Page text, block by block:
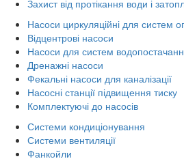
Захист від протікання води і
Насоси циркуляційні для систем
Відцентрові насоси
Насоси для систем
Дренажні насоси
Фекальні насоси для каналізації
Насосні станції підвищення тиску
Комплектуючі до насосів
Системи кондиціонування
Системи вентиляції
Фанкойли